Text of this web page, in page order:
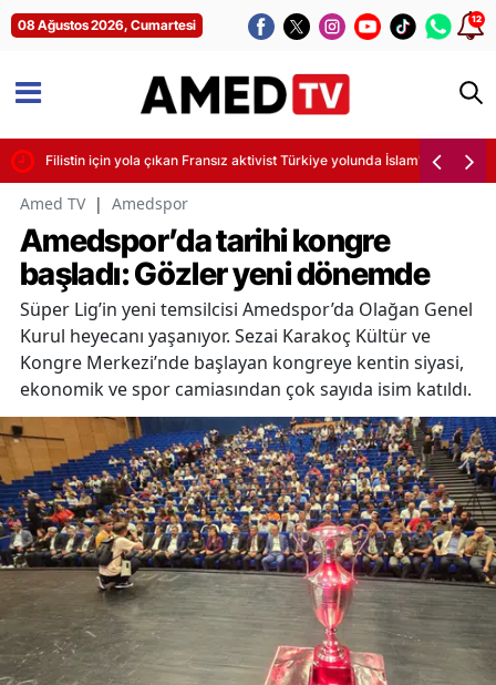
08 Ağustos 2026, Cumartesi 12
Filistin için yola çıkan Fransız aktivist Türkiye yolunda İslam'ı seçti
Amed TV | Amedspor
Amedspor’da tarihi kongre
başladı: Gözler yeni dönemde
Süper Lig’in yeni temsilcisi Amedspor’da Olağan Genel
Kurul heyecanı yaşanıyor. Sezai Karakoç Kültür ve
Kongre Merkezi’nde başlayan kongreye kentin siyasi,
ekonomik ve spor camiasından çok sayıda isim katıldı.